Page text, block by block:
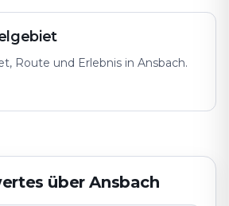
Route und Erlebnis in Ansbach.
Stadt in Mittelfranken,
für ihre prächtige Architektur und
Ansbach mit ihren
über Ansbach